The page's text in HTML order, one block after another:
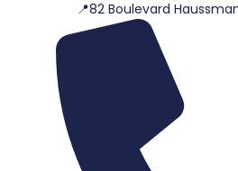
📍82 Boulevard